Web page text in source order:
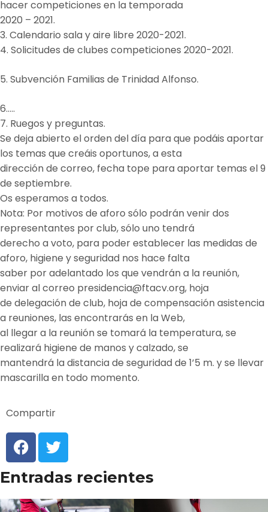
hacer competiciones en la temporada
2020 – 2021.
3. Calendario sala y aire libre 2020-2021.
4. Solicitudes de clubes competiciones 2020-2021.
5. Subvención Familias de Trinidad Alfonso.
6…..
7. Ruegos y preguntas.
Se deja abierto el orden del día para que podáis aportar
los temas que creáis oportunos, a esta
dirección de correo, fecha tope para aportar temas el 9
de septiembre.
Os esperamos a todos.
Nota: Por motivos de aforo sólo podrán venir dos
representantes por club, sólo uno tendrá
derecho a voto, para poder establecer las medidas de
aforo, higiene y seguridad nos hace falta
saber por adelantado los que vendrán a la reunión,
enviar al correo presidencia@ftacv.org, hoja
de delegación de club, hoja de compensación asistencia
a reuniones, las encontrarás en la Web,
al llegar a la reunión se tomará la temperatura, se
realizará higiene de manos y calzado, se
mantendrá la distancia de seguridad de 1’5 m. y se llevar
mascarilla en todo momento.
Compartir
Entradas recientes